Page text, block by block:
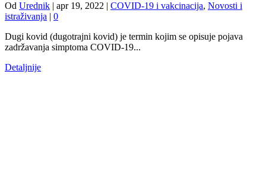
Od Urednik | apr 19, 2022 | COVID-19 i vakcinacija, Novosti i
istraživanja | 0
Dugi kovid (dugotrajni kovid) je termin kojim se opisuje pojava
zadržavanja simptoma COVID-19...
Detaljnije